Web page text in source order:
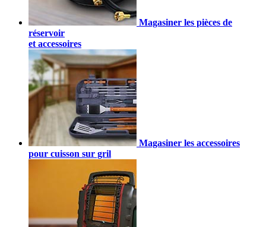
Magasiner les pièces de
réservoir
et accessoires
Magasiner les accessoires
pour cuisson sur gril